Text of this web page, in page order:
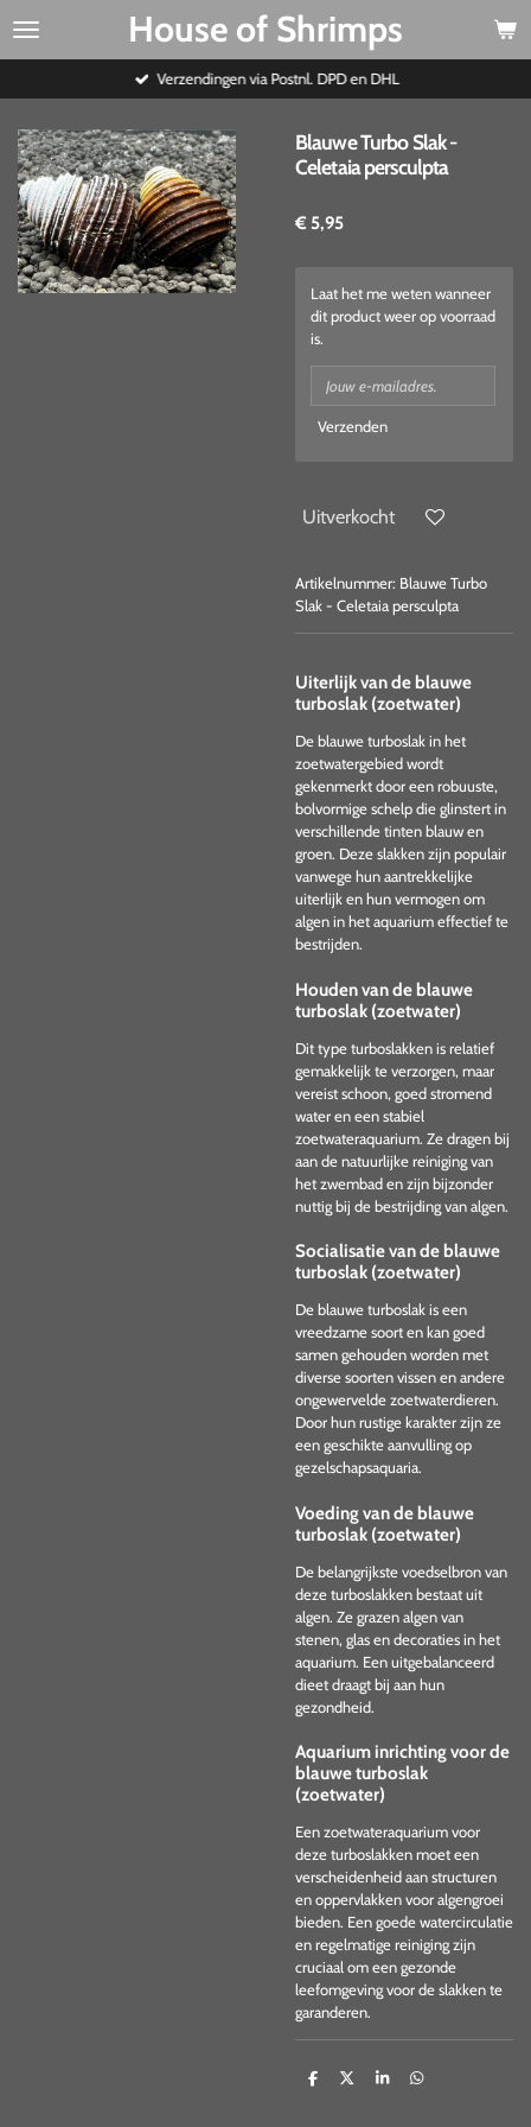
Ga
House of Shrimps
Verzendingen via Postnl. DPD en DHL
Blauwe Turbo Slak -
Celetaia persculpta
€ 5,95
Laat het me weten wanneer
dit product weer op voorraad
is.
Verzenden
Uitverkocht
Artikelnummer: Blauwe Turbo
Slak - Celetaia persculpta
Uiterlijk van de blauwe
turboslak (zoetwater)
De blauwe turboslak in het
zoetwatergebied wordt
gekenmerkt door een robuuste,
bolvormige schelp die glinstert in
verschillende tinten blauw en
groen. Deze slakken zijn populair
vanwege hun aantrekkelijke
uiterlijk en hun vermogen om
algen in het aquarium effectief te
bestrijden.
Houden van de blauwe
turboslak (zoetwater)
Dit type turboslakken is relatief
gemakkelijk te verzorgen, maar
vereist schoon, goed stromend
water en een stabiel
zoetwateraquarium. Ze dragen bij
aan de natuurlijke reiniging van
het zwembad en zijn bijzonder
nuttig bij de bestrijding van algen.
Socialisatie van de blauwe
turboslak (zoetwater)
De blauwe turboslak is een
vreedzame soort en kan goed
samen gehouden worden met
diverse soorten vissen en andere
ongewervelde zoetwaterdieren.
Door hun rustige karakter zijn ze
een geschikte aanvulling op
gezelschapsaquaria.
Voeding van de blauwe
turboslak (zoetwater)
De belangrijkste voedselbron van
deze turboslakken bestaat uit
algen. Ze grazen algen van
stenen, glas en decoraties in het
aquarium. Een uitgebalanceerd
dieet draagt bij aan hun
gezondheid.
Aquarium inrichting voor de
blauwe turboslak
(zoetwater)
Een zoetwateraquarium voor
deze turboslakken moet een
verscheidenheid aan structuren
en oppervlakken voor algengroei
bieden. Een goede watercirculatie
en regelmatige reiniging zijn
cruciaal om een gezonde
leefomgeving voor de slakken te
garanderen.
D
D
S
D